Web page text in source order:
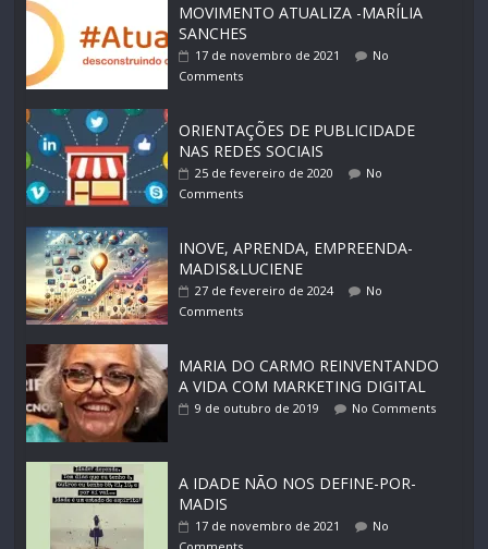
MOVIMENTO ATUALIZA -MARÍLIA
SANCHES
17 de novembro de 2021
No
Comments
ORIENTAÇÕES DE PUBLICIDADE
NAS REDES SOCIAIS
25 de fevereiro de 2020
No
Comments
INOVE, APRENDA, EMPREENDA-
MADIS&LUCIENE
27 de fevereiro de 2024
No
Comments
MARIA DO CARMO REINVENTANDO
A VIDA COM MARKETING DIGITAL
9 de outubro de 2019 No Comments
A IDADE NÃO NOS DEFINE-POR-
MADIS
17 de novembro de 2021
No